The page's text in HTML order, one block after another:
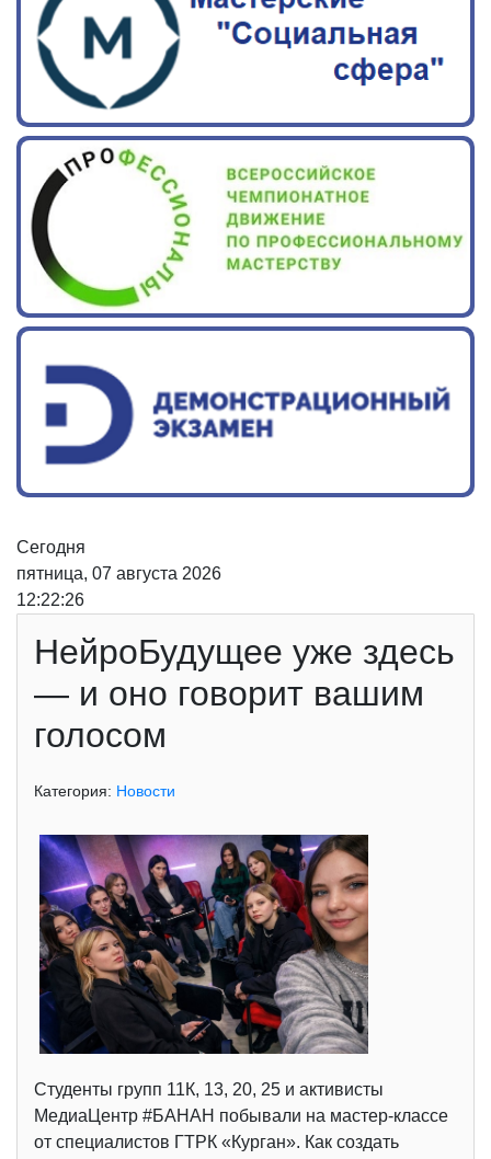
Сегодня
пятница, 07 августа 2026
12:22:26
НейроБудущее уже здесь
— и оно говорит вашим
голосом
Категория: Новости
Студенты групп 11К, 13, 20, 25 и активисты
МедиаЦентр #БАНАН побывали на мастер-классе
от специалистов ГТРК «Курган». Как создать